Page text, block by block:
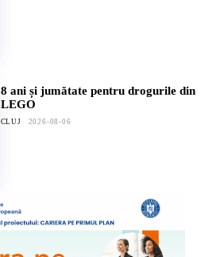
8 ani și jumătate pentru drogurile din
LEGO
CLUJ 2026-08-06